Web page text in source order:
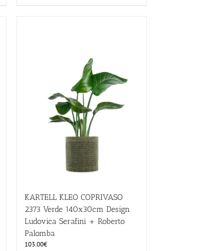
KARTELL KLEO COPRIVASO
2373 Verde 140x30cm Design
Ludovica Serafini + Roberto
Palomba
103.00€